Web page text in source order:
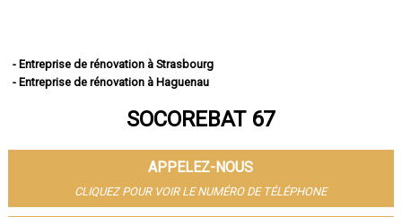
- Entreprise de rénovation à Strasbourg
- Entreprise de rénovation à Haguenau
- Entreprise de rénovation à Illkirch-Graffenstaden
- Entreprise de rénovation à Bischheim
- Entreprise de rénovation à Lingolsheim
- Entreprise de rénovation à Bischwiller
- Entreprise de rénovation à Saverne
SOCOREBAT 67
APPELEZ-NOUS
CLIQUEZ POUR VOIR LE NUMÉRO DE TÉLÉPHONE